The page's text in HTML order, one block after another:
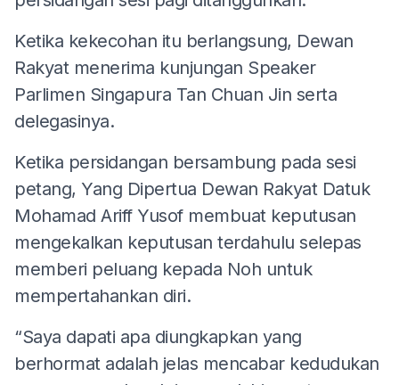
Ketika kekecohan itu berlangsung, Dewan
Rakyat menerima kunjungan Speaker
Parlimen Singapura Tan Chuan Jin serta
delegasinya.
Ketika persidangan bersambung pada sesi
petang, Yang Dipertua Dewan Rakyat Datuk
Mohamad Ariff Yusof membuat keputusan
mengekalkan keputusan terdahulu selepas
memberi peluang kepada Noh untuk
mempertahankan diri.
“Saya dapati apa diungkapkan yang
berhormat adalah jelas mencabar kedudukan